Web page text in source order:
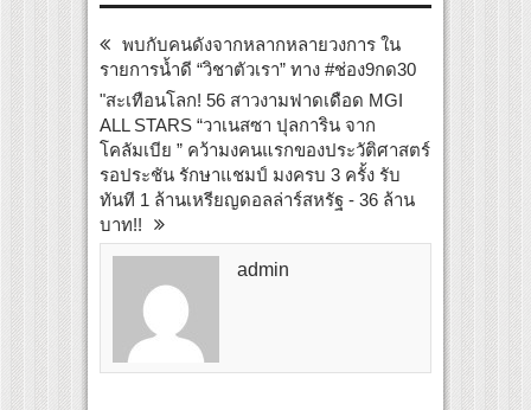
พบกับคนดังจากหลากหลายวงการ ใน
รายการน้ำดี “วิชาตัวเรา” ทาง #ช่อง9กด30
"สะเทือนโลก! 56 สาวงามฟาดเดือด MGI
ALL STARS “วาเนสซา ปุลการิน จาก
โคลัมเบีย ” คว้ามงคนแรกของประวัติศาสตร์
รอประชัน รักษาแชมป์ มงครบ 3 ครั้ง รับ
ทันที 1 ล้านเหรียญดอลล่าร์สหรัฐ - 36 ล้าน
บาท!!
admin